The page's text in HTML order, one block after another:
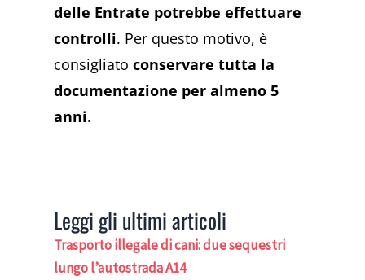
delle Entrate potrebbe effettuare
controlli. Per questo motivo, è
consigliatoconservare tutta la
documentazione per almeno 5
anni.
Leggi gli ultimi articoli
Trasporto illegale di cani: due sequestri
lungo l’autostrada A14